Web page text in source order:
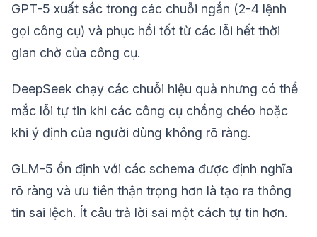
GPT-5 xuất sắc trong các chuỗi ngắn (2-4 lệnh
gọi công cụ) và phục hồi tốt từ các lỗi hết thời
gian chờ của công cụ.
DeepSeek chạy các chuỗi hiệu quả nhưng có thể
mắc lỗi tự tin khi các công cụ chồng chéo hoặc
khi ý định của người dùng không rõ ràng.
GLM-5 ổn định với các schema được định nghĩa
rõ ràng và ưu tiên thận trọng hơn là tạo ra thông
tin sai lệch. Ít câu trả lời sai một cách tự tin hơn.